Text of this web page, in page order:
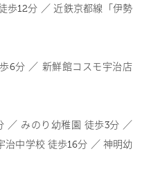
歩12分 ／ 近鉄京都線「伊勢
6分 ／ 新鮮館コスモ宇治店
／ みのり幼稚園 徒歩3分 ／
治中学校 徒歩16分 ／ 神明幼